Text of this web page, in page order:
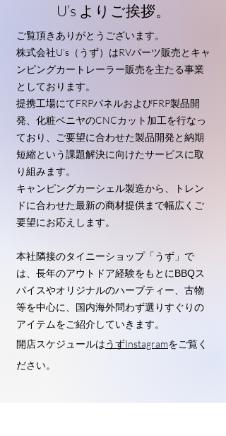
U’s よりご挨拶。
ご覧頂きありがとうございます。
株式会社U’s（うず）はRVパーツ販売とキャ
ンピングカートレーラー販売を主たる事業
としております。
提携工場にてFRPパネルおよびFRP製品開
発、化粧ベニヤのCNCカット加工を行なっ
ており、ご要望に合わせた製品開発と納期
短縮という課題解決に向けたサービスに取
り組みます。
キャンピングカーシェル製造から、トレン
ドに合わせた最新の商材提供まで幅広くご
要望にお応えします。
本社隣接のタイニーショップ「うず」で
は、長年のアウトドア経験をもとにBBQス
パイスやオリジナルのハーブティ ー、古物
等を中心に、国内海外問わず選りすぐりの
アイテムをご紹介していきます。
開店スケジュールはうずInstagramをご覧く
ださい。